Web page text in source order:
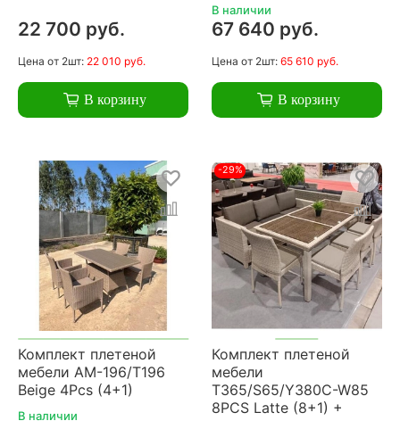
22 700 руб.
Цена от 2шт: 22 010 руб.
В корзину
В наличии
67 640 руб.
Цена от 2шт: 65 610 руб.
В корзину
Комплект плетеной
мебели AM-196/T196
Beige 4Pcs (4+1)
В наличии
-29%
Комплект плетеной
мебели
T365/S65/Y380C-W85
8PCS Latte (8+1) +